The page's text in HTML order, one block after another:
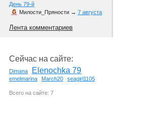
День 79-й
Милости_Пряности → 7 августа
Лента комментариев
Сейчас на сайте:
Dimana Elenochka 79
emelmarina March20 seagirl1105
Всего на сайте: 7